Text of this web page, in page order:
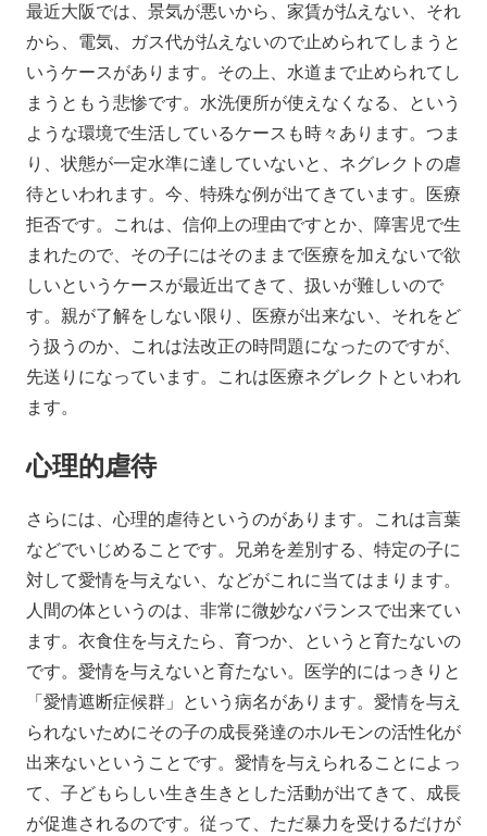
最近大阪では、景気が悪いから、家賃が払えない、それ
から、電気、ガス代が払えないので止められてしまうと
いうケースがあります。その上、水道まで止められてし
まうともう悲惨です。水洗便所が使えなくなる、という
ような環境で生活しているケースも時々あります。つま
り、状態が一定水準に達していないと、ネグレクトの虐
待といわれます。今、特殊な例が出てきています。医療
拒否です。これは、信仰上の理由ですとか、障害児で生
まれたので、その子にはそのままで医療を加えないで欲
しいというケースが最近出てきて、扱いが難しいので
す。親が了解をしない限り、医療が出来ない、それをど
う扱うのか、これは法改正の時問題になったのですが、
先送りになっています。これは医療ネグレクトといわれ
ます。
心理的虐待
さらには、心理的虐待というのがあります。これは言葉
などでいじめることです。兄弟を差別する、特定の子に
対して愛情を与えない、などがこれに当てはまります。
人間の体というのは、非常に微妙なバランスで出来てい
ます。衣食住を与えたら、育つか、というと育たないの
です。愛情を与えないと育たない。医学的にはっきりと
「愛情遮断症候群」という病名があります。愛情を与え
られないためにその子の成長発達のホルモンの活性化が
出来ないということです。愛情を与えられることによっ
て、子どもらしい生き生きとした活動が出てきて、成長
が促進されるのです。従って、ただ暴力を受けるだけが